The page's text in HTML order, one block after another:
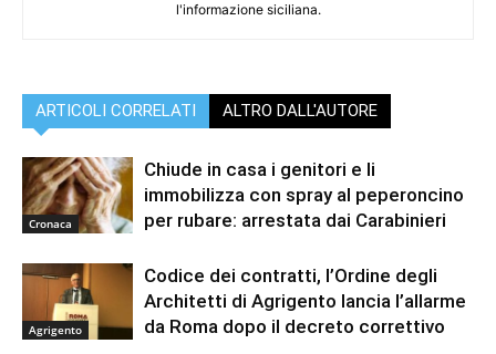
l'informazione siciliana.
ARTICOLI CORRELATI ALTRO DALL'AUTORE
Cronaca
Chiude in casa i genitori e li
immobilizza con spray al peperoncino
per rubare: arrestata dai Carabinieri
Agrigento
Codice dei contratti, l’Ordine degli
Architetti di Agrigento lancia l’allarme
da Roma dopo il decreto correttivo